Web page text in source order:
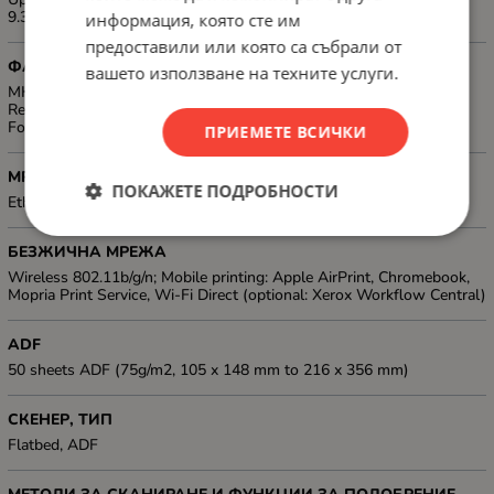
9.3 seconds
ФАКС, ТИП
MH/MR/MMR/JBIG Compression, Auto Answer, Auto Redial, Auto
Reduction, Broadcast Send, Junk Fax Filter, Fax Address Book, Fax
Forward to Fax, Fax Forward to PC
МРЕЖА
Ethernet 10/100 Base-TX
БЕЗЖИЧНА МРЕЖА
Wireless 802.11b/g/n; Mobile printing: Apple AirPrint, Chromebook,
Mopria Print Service, Wi-Fi Direct (optional: Xerox Workflow Central)
ADF
50 sheets ADF (75g/m2, 105 x 148 mm to 216 x 356 mm)
СКЕНЕР, ТИП
Flatbed, ADF
информация, която сте им
предоставили или която са събрали от
вашето използване на техните услуги.
ПРИЕМЕТЕ ВСИЧКИ
ПОКАЖЕТЕ ПОДРОБНОСТИ